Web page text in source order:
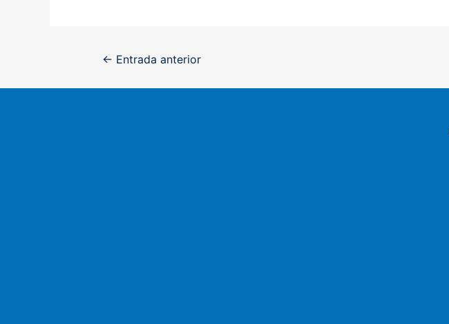
Navegación
entradas
← Entrada anterior